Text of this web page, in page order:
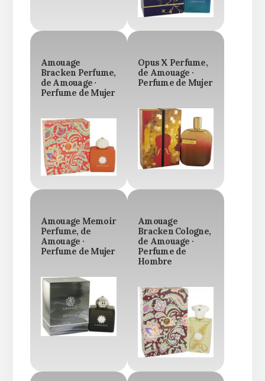
Amouage
Bracken Perfume,
de Amouage ·
Perfume de Mujer
Opus X Perfume,
de Amouage ·
Perfume de Mujer
Amouage Memoir
Perfume, de
Amouage ·
Perfume de Mujer
Amouage
Bracken Cologne,
de Amouage ·
Perfume de
Hombre